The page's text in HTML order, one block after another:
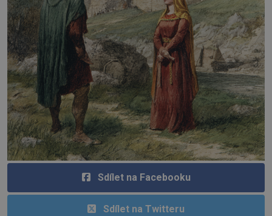
Sdílet na Facebooku
Sdílet na Twitteru